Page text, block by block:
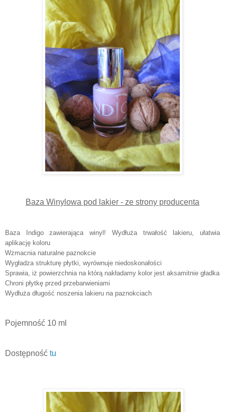
Baza Winylowa pod lakier - ze strony producenta
Baza Indigo zawierająca winyl! Wydłuża trwałość lakieru, ułatwia
aplikację koloru
Wzmacnia naturalne paznokcie
Wygładza strukturę płytki, wyrównuje niedoskonałości
Sprawia, iż powierzchnia na którą nakładamy kolor jest aksamitnie gładka
Chroni płytkę przed przebarwieniami
Wydłuża długość noszenia lakieru na paznokciach
Pojemność 10 ml
Dostępność tu